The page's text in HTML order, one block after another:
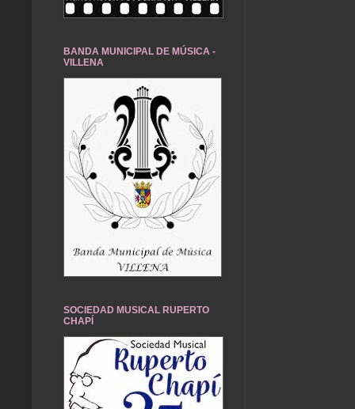
BANDA MUNICIPAL DE MÚSICA -
VILLENA
SOCIEDAD MUSICAL RUPERTO
CHAPÍ